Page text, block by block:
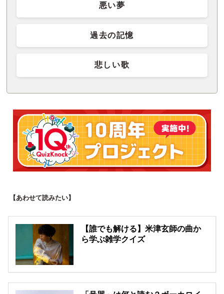
悪い夢
過去の記憶
悲しい歌
【あわせて読みたい】
【誰でも解ける】米津玄師の曲か
ら学ぶ雑学クイズ